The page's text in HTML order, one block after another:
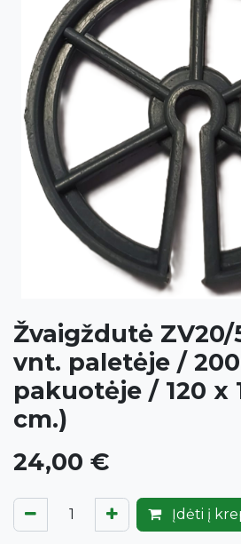
Žvaigždutė ZV20/
vnt. paletėje /
pakuotėje / 120 x
cm.)
24,00 €
Įdėti į